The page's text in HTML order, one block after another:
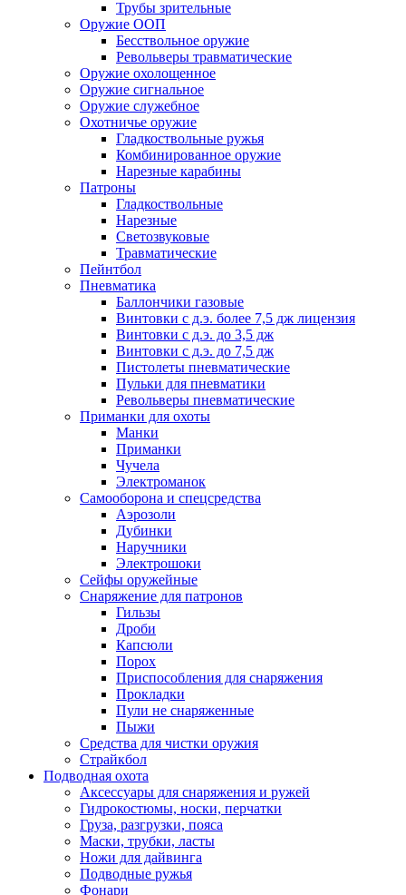
Трубы зрительные
Оружие ООП
Бесствольное оружие
Револьверы травматические
Оружие охолощенное
Оружие сигнальное
Оружие служебное
Охотничье оружие
Гладкоствольные ружья
Комбинированное оружие
Нарезные карабины
Патроны
Гладкоствольные
Нарезные
Светозвуковые
Травматические
Пейнтбол
Пневматика
Баллончики газовые
Винтовки с д.э. более 7,5 дж лицензия
Винтовки с д.э. до 3,5 дж
Винтовки с д.э. до 7,5 дж
Пистолеты пневматические
Пульки для пневматики
Револьверы пневматические
Приманки для охоты
Манки
Приманки
Чучела
Электроманок
Самооборона и спецсредства
Аэрозоли
Дубинки
Наручники
Электрошоки
Сейфы оружейные
Снаряжение для патронов
Гильзы
Дроби
Капсюли
Порох
Приспособления для снаряжения
Прокладки
Пули не снаряженные
Пыжи
Средства для чистки оружия
Страйкбол
Подводная охота
Аксессуары для снаряжения и ружей
Гидрокостюмы, носки, перчатки
Груза, разгрузки, пояса
Маски, трубки, ласты
Ножи для дайвинга
Подводные ружья
Фонари